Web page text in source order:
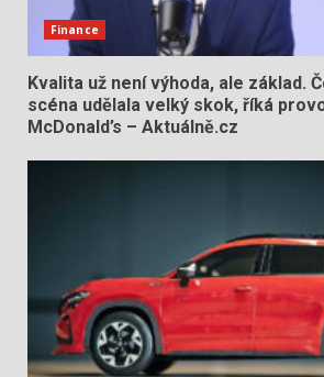
Finance
Kvalita už není výhoda, ale základ.
scéna udělala velký skok, říká
McDonald’s – Aktuálně.cz